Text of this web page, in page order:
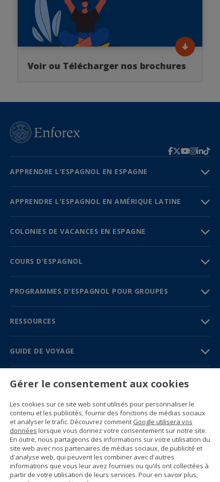
Voir ou Télécharger nos brochures
APPRENDRE L'ESPAGNOL EN ESPAGNE
APPRENDRE L'ESPAGNOL EN AMÉRIQUE LATINE
COLONIES DE VACANCES EN ESPAGNE
COURS D'ESPAGNOL
PROGRAMMES D'ESPAGNOL POUR GROUPES
RESSOURCES
GUIDE DE VOYAGE
PARTENAIRES
Contactez-nous
Prix et brochures
(+34) 91 594 37 76
Gustavo Fernández Balbuena, 11
28002 Madrid, Spain
Sitemap
Conditions générales
Politique de confidentialité
Gérer le consentement aux cookies
Les cookies sur ce site web sont utilisés pour personnaliser le
contenu et les publicités, fournir des fonctions de médias sociaux
et analyser le trafic. Découvrez comment Google utilisera vos
données lorsque vous donnez votre consentement sur notre site.
En outre, nous partageons des informations sur votre utilisation du
site web avec nos partenaires de médias sociaux, de publicité et
d'analyse web, qui peuvent les combiner avec d'autres
informations que vous leur avez fournies ou qu'ils ont collectées à
partir de votre utilisation de leurs services. Pour en savoir plus,